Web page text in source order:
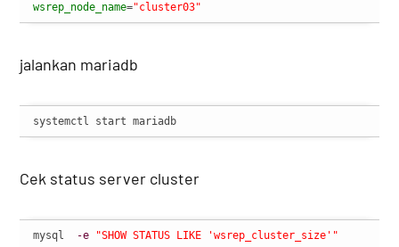
wsrep_node_name="cluster03"
jalankan mariadb
systemctl start mariadb
Cek status server cluster
mysql -e "SHOW STATUS LIKE 'wsrep_cluster_size'"